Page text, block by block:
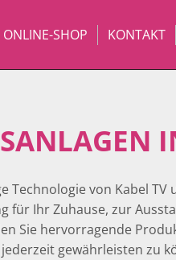
ONLINE-SHOP KONTAKT
von Kabel TV
für Ihr Zuhause, zur
Sie hervorragende
gewährleisten zu